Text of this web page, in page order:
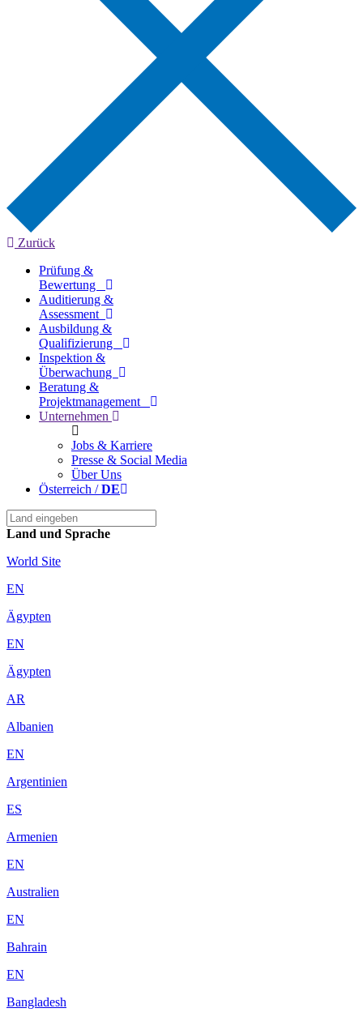
Zurück
Prüfung &
Bewertung
Auditierung &
Assessment
Ausbildung &
Qualifizierung
Inspektion &
Überwachung
Beratung &
Projektmanagement
Unternehmen
Jobs & Karriere
Presse & Social Media
Über Uns
Österreich /DE
Land und Sprache
World Site
EN
Ägypten
EN
Ägypten
AR
Albanien
EN
Argentinien
ES
Armenien
EN
Australien
EN
Bahrain
EN
Bangladesh